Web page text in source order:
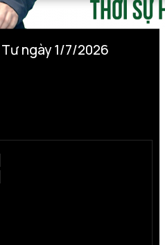
ngày 1/7/2026